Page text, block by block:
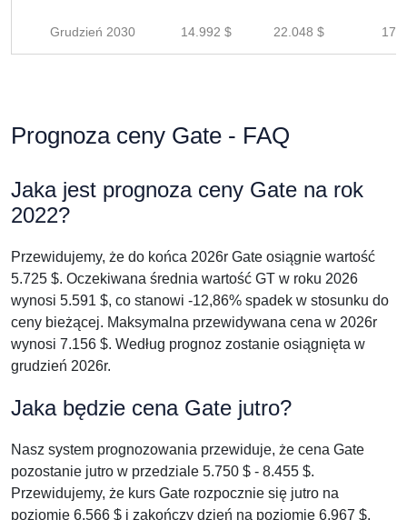
Grudzień 2030 14.992 $ 22.048 $
Prognoza ceny Gate - FAQ
Jaka jest prognoza ceny Gate na rok
2022?
Przewidujemy, że do końca 2026r Gate osiągnie wartość
5.725 $. Oczekiwana średnia wartość GT w roku 2026
wynosi 5.591 $, co stanowi -12,86% spadek w stosunku do
ceny bieżącej. Maksymalna przewidywana cena w 2026r
wynosi 7.156 $. Według prognoz zostanie osiągnięta w
grudzień 2026r.
Jaka będzie cena Gate jutro?
Nasz system prognozowania przewiduje, że cena Gate
pozostanie jutro w przedziale 5.750 $ - 8.455 $.
Przewidujemy, że kurs Gate rozpocznie się jutro na
poziomie 6.566 $ i zakończy dzień na poziomie 6.967 $.